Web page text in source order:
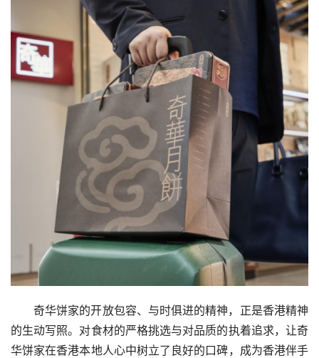
奇华饼家的开放包容、与时俱进的精神，正是香港精神
的生动写照。对食材的严格挑选与对品质的执着追求，让奇
华饼家在香港本地人心中树立了良好的口碑，成为香港伴手